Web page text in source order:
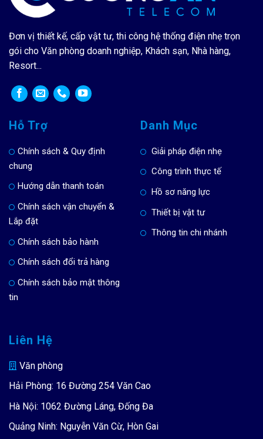
Đơn vị thiết kế, cấp vật tư, thi công hệ thống điện nhẹ trọn
gói cho Văn phòng doanh nghiệp, Khách sạn, Nhà hàng,
Resort...
Hỗ Trợ
Chính sách & Quy định
chung
Hướng dẫn thanh toán
Chính sách vận chuyển &
Lắp đặt
Chính sách bảo hành
Chính sách đổi trả hàng
Chính sách bảo mật thông
tin
Danh Mục
Giải pháp điện nhẹ
Công trình thực tế
Hồ sơ năng lực
Thiết bị vật tư
Thông tin chi nhánh
Liên Hệ
Văn phòng
Hải Phòng: 16 Đường 254 Văn Cao
Hà Nội: 1062 Đường Láng, Đống Đa
Quảng Ninh: Nguyễn Văn Cừ, Hòn Gai